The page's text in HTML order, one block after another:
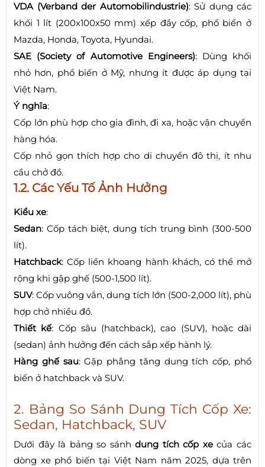
VDA (Verband der Automobilindustrie): Sử dụng các
khối 1 lít (200x100x50 mm) xếp đầy cốp, phổ biến ở
Mazda, Honda, Toyota, Hyundai.
SAE (Society of Automotive Engineers): Dùng khối
nhỏ hơn, phổ biến ở Mỹ, nhưng ít được áp dụng tại
Việt Nam.
Ý nghĩa:
Cốp lớn phù hợp cho gia đình, đi xa, hoặc vận chuyển
hàng hóa.
Cốp nhỏ gọn thích hợp cho di chuyển đô thị, ít nhu
cầu chở đồ.
1.2. Các Yếu Tố Ảnh Hưởng
Kiểu xe:
Sedan: Cốp tách biệt, dung tích trung bình (300-500
lít).
Hatchback: Cốp liền khoang hành khách, có thể mở
rộng khi gập ghế (500-1,500 lít).
SUV: Cốp vuông vắn, dung tích lớn (500-2,000 lít), phù
hợp chở nhiều đồ.
Thiết kế: Cốp sâu (hatchback), cao (SUV), hoặc dài
(sedan) ảnh hưởng đến cách sắp xếp hành lý.
Hàng ghế sau: Gập phẳng tăng dung tích cốp, phổ
biến ở hatchback và SUV.
2. Bảng So Sánh Dung Tích Cốp Xe:
Sedan, Hatchback, SUV
Dưới đây là bảng so sánhdung tích cốp xecủa các
dòng xe phổ biến tại Việt Nam năm 2025, dựa trên